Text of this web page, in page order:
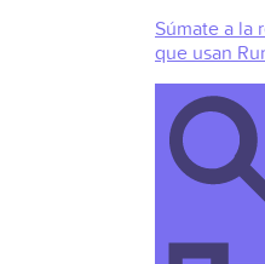
Súmate a la
que usan